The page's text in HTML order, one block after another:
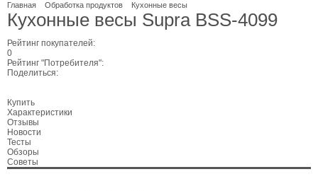
Главная Обработка продуктов Кухонные весы
Кухонные весы Supra BSS-4099
Рейтинг покупателей:
0
Рейтинг "Потребителя":
Поделиться:
Купить
Характеристики
Отзывы
Новости
Тесты
Обзоры
Советы